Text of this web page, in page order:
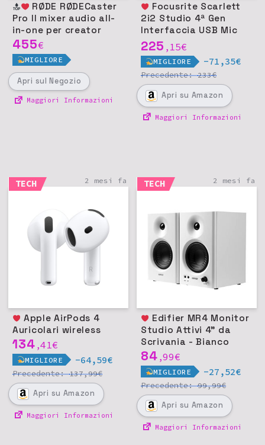
Pro II mixer audio all-
in-one per creator
455€
MIGLIORE
Apri sul Negozio
Maggiori Informazioni
2i2 Studio 4ª Gen
Interfaccia USB Mic
Cuffie
225 , 15€
MIGLIORE -71,35€
Precedente:233€
Apri su Amazon
Maggiori Informazioni
TECH 2 mesi fa
Apple AirPods 4
Auricolari wireless
134 ,41€
MIGLIORE -64,59€
Precedente:137,99€
Apri su Amazon
Maggiori Informazioni
TECH 2 mesi fa
Studio Attivi 4" da
Scrivania - Bianco
84 ,99€
MIGLIORE -27,52€
Precedente:99,99€
Apri su Amazon
Maggiori Informazioni